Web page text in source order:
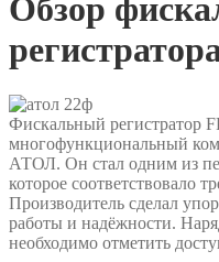
Обзор
Фискальный регистратор
многофункциональный
АТОЛ. Он стал одним из
которое соответствовало
Производитель сделал
работы и надёжности.
необходимо отметить